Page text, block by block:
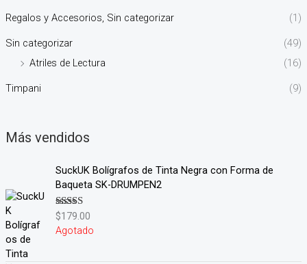
Regalos y Accesorios, Sin categorizar (1)
Sin categorizar
(49)
Atriles de Lectura
(16)
Timpani (9)
Más vendidos
SuckUK Bolígrafos de Tinta Negra con Forma de
Baqueta SK-DRUMPEN2
Valorado en
5.00 de 5
$179.00
Agotado